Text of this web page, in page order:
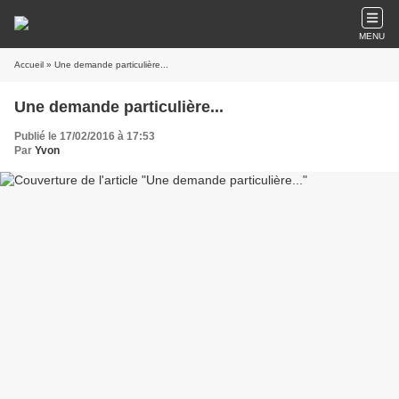
MENU
Accueil » Une demande particulière...
Une demande particulière...
Publié le 17/02/2016 à 17:53
Par Yvon